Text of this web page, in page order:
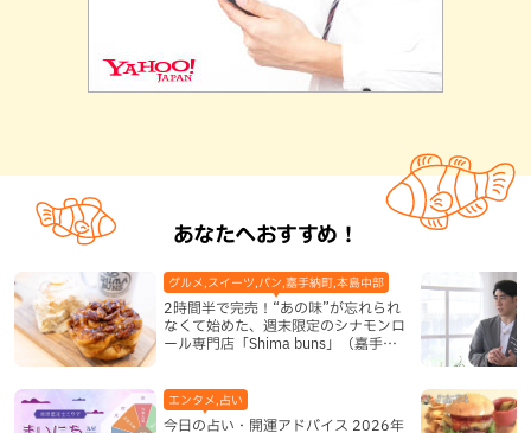
あなたへおすすめ！
2時間半で完売！“あの味”が忘れられ
なくて始めた、週末限定のシナモンロ
ール専門店「Shima buns」（嘉手納
グルメ,スイーツ,パン,嘉手納町,本島中部
今日の占い・開運アドバイス 2026年
エンタメ,占い